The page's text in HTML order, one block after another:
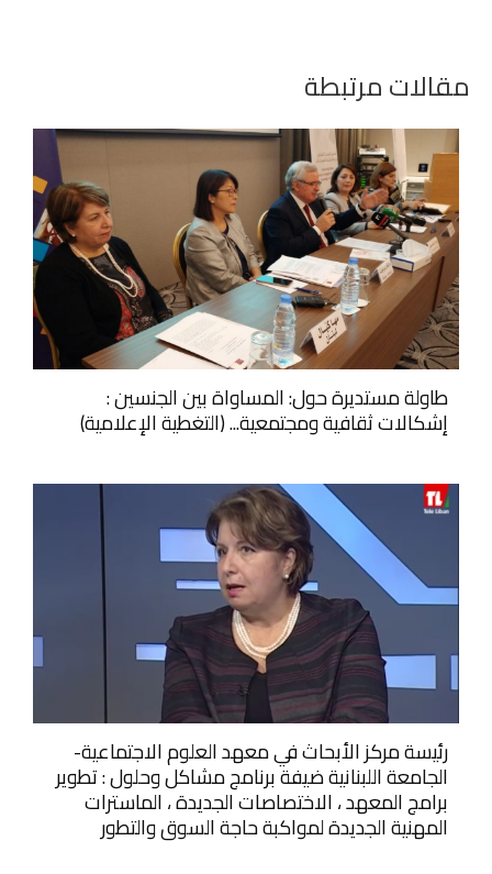
مقالات مرتبطة
طاولة مستديرة حول: المساواة بين الجنسين :
إشكالات ثقافية ومجتمعية... (التغطية الإعلامية)
رئيسة مركز الأبحاث في معهد العلوم الاجتماعية-
الجامعة اللبنانية ضيفة برنامج مشاكل وحلول : تطوير
برامج المعهد ، الاختصاصات الجديدة ، الماسترات
المهنية الجديدة لمواكبة حاجة السوق والتطور